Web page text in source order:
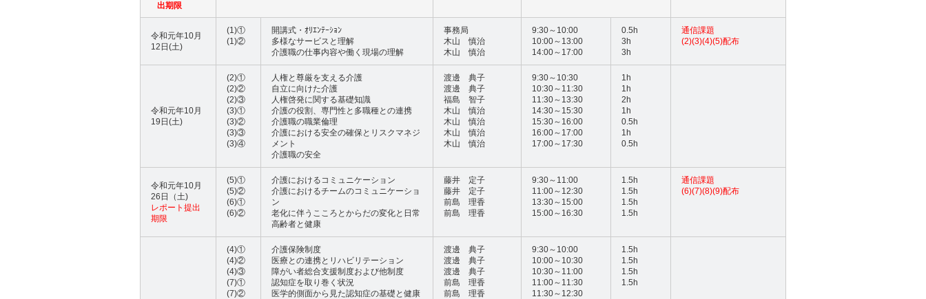
出期限
令和元年10月
12日(土)
(1)①
(1)②
開講式・ｵﾘｴﾝﾃｰｼｮﾝ
多様なサービスと理解
介護職の仕事内容や働く現場の理解
事務局
木山 慎治
木山 慎治
9:30～10:00
10:00～13:00
14:00～17:00
0.5h
3h
3h
通信課題
(2)(3)(4)(5)配布
令和元年10月
19日(土)
(2)①
(2)②
(2)③
(3)①
(3)②
(3)③
(3)④
人権と尊厳を支える介護
自立に向けた介護
人権啓発に関する基礎知識
介護の役割、専門性と多職種との連携
介護職の職業倫理
介護における安全の確保とリスクマネジ
メント
介護職の安全
渡邊 典子
渡邊 典子
福島 智子
木山 慎治
木山 慎治
木山 慎治
木山 慎治
9:30～10:30
10:30～11:30
11:30～13:30
14:30～15:30
15:30～16:00
16:00～17:00
17:00～17:30
1h
1h
2h
1h
0.5h
1h
0.5h
令和元年10月
26日（土)
レポート提出
期限
(5)①
(5)②
(6)①
(6)②
介護におけるコミュニケーション
介護におけるチームのコミュニケーショ
ン
老化に伴うこころとからだの変化と日常
高齢者と健康
藤井 定子
藤井 定子
前島 理香
前島 理香
9:30～11:00
11:00～12:30
13:30～15:00
15:00～16:30
1.5h
1.5h
1.5h
1.5h
通信課題
(6)(7)(8)(9)配布
(4)①
(4)②
(4)③
(7)①
(7)②
介護保険制度
医療との連携とリハビリテーション
障がい者総合支援制度および他制度
認知症を取り巻く状況
医学的側面から見た認知症の基礎と健康
渡邊 典子
渡邊 典子
渡邊 典子
前島 理香
前島 理香
9:30～10:00
10:00～10:30
10:30～11:00
11:00～11:30
11:30～12:30
1.5h
1.5h
1.5h
1.5h